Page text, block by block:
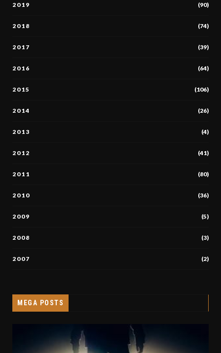
2019 (90)
2018 (74)
2017 (39)
2016 (64)
2015 (106)
2014 (26)
2013 (4)
2012 (41)
2011 (80)
2010 (36)
2009 (5)
2008 (3)
2007 (2)
MEGA POSTS